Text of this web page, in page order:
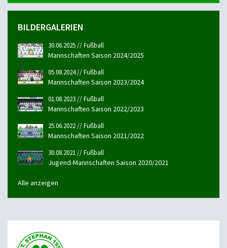
BILDERGALERIEN
30.06.2025 // Fußball
Mannschaften Saison 2024/2025
05.08.2024 // Fußball
Mannschaften Saison 2023/2024
01.08.2023 // Fußball
Mannschaften Saison 2022/2023
25.06.2022 // Fußball
Mannschaften Saison 2021/2022
30.08.2021 // Fußball
Jugend-Mannschaften Saison 2020/2021
Alle anzeigen